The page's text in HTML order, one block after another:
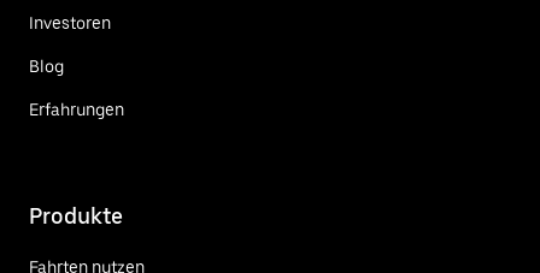
Investoren
Blog
Erfahrungen
Produkte
Fahrten nutzen